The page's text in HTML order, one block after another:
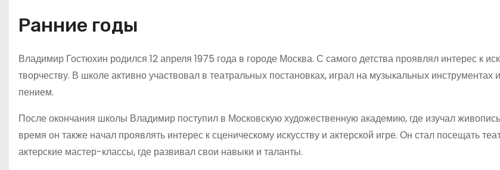
Ранние годы
Владимир Гостюхин родился 12 апреля 1975 года в городе Москва. С самого детства проявлял интерес к
творчеству. В школе активно участвовал в театральных постановках, играл на музыкальных инструментах
пением.
После окончания школы Владимир поступил в Московскую художественную академию, где изучал
время он также начал проявлять интерес к сценическому искусству и актерской игре. Он стал посещать
актерские мастер-классы, где развивал свои навыки и таланты.